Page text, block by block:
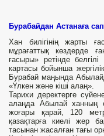
Бурабайдан Астанаға
Хан билігінің жарты
мұрағаттық көздерде
ғасыры» ретінде
картасы бойынша
Бурабай маңында
«Үлкен және кіші алаң».
Тарихи деректерге
алаңда Абылай ханның
жоғары қарай, 120
қазақтарға киелі жер
тасынан жасалған тағы